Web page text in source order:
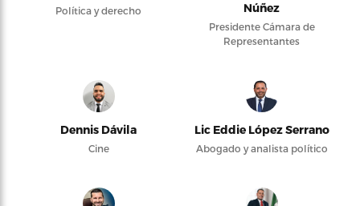
Política y derecho
Núñez
Presidente Cámara de
Representantes
Dennis Dávila
Cine
Lic Eddie López Serrano
Abogado y analista político